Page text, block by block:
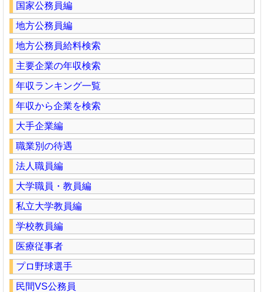
国家公務員編
地方公務員編
地方公務員給料検索
主要企業の年収検索
年収ランキング一覧
年収から企業を検索
大手企業編
職業別の待遇
法人職員編
大学職員・教員編
私立大学教員編
学校教員編
医療従事者
プロ野球選手
民間VS公務員